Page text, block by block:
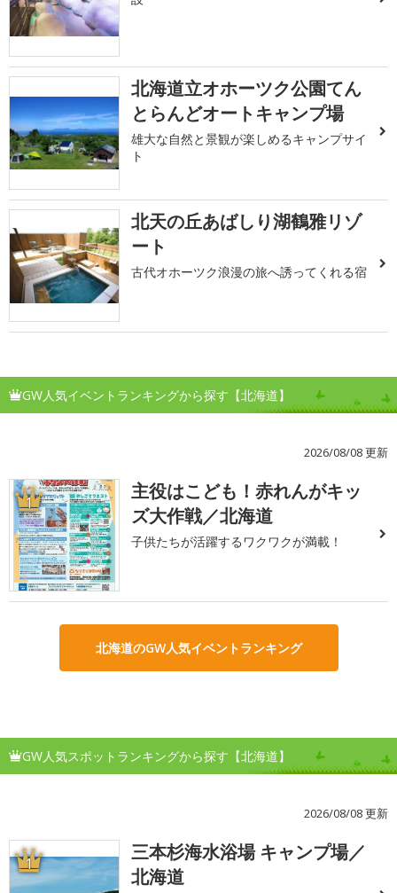
北海道立オホーツク公園てん
とらんどオートキャンプ場
雄大な自然と景観が楽しめるキャンプサイ
ト
北天の丘あばしり湖鶴雅リゾ
ート
古代オホーツク浪漫の旅へ誘ってくれる宿
GW人気イベントランキングから探す【北海道】
2026/08/08 更新
1
主役はこども！赤れんがキッ
ズ大作戦／北海道
子供たちが活躍するワクワクが満載！
北海道のGW人気イベントランキング
GW人気スポットランキングから探す【北海道】
2026/08/08 更新
1
三本杉海水浴場 キャンプ場／
北海道